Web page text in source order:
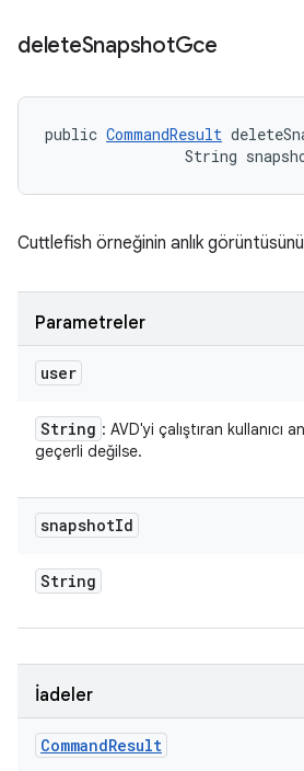
deleteSnapshotGce
public CommandResult
String
Cuttlefish örneğinin anlık görüntüsünü
Parametreler
user
String : AVD'yi çalıştıran kullanıcı
geçerli değilse.
snapshotId
String
İadeler
CommandResult